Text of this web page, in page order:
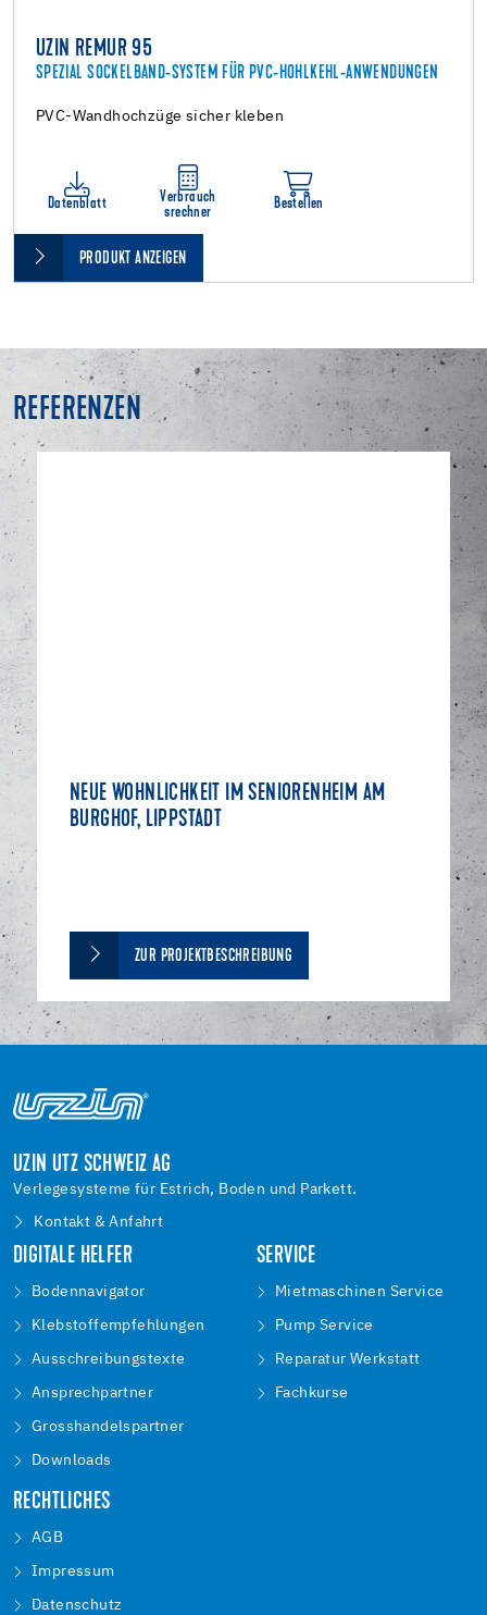
UZIN REMUR 95
SPEZIAL SOCKELBAND-SYSTEM FÜR PVC-HOHLKEHL-ANWENDUNGEN
PVC-Wandhochzüge sicher kleben
Datenblatt
Verbrauch
srechner
Bestellen
PRODUKT ANZEIGEN
REFERENZEN
NEUE WOHNLICHKEIT IM SENIORENHEIM AM
BURGHOF, LIPPSTADT
ZUR PROJEKTBESCHREIBUNG
UZIN UTZ SCHWEIZ AG
Verlegesysteme für Estrich, Boden und Parkett.
Kontakt & Anfahrt
DIGITALE HELFER
Bodennavigator
Klebstoffempfehlungen
Ausschreibungstexte
Ansprechpartner
Grosshandelspartner
Downloads
SERVICE
Mietmaschinen Service
Pump Service
Reparatur Werkstatt
Fachkurse
RECHTLICHES
AGB
Impressum
Datenschutz